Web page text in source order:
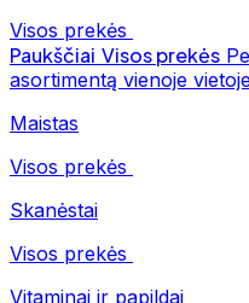
Visos prekės
Paukščiai Visos prekės
asortimentą vienoje
Maistas
Visos prekės
Skanėstai
Visos prekės
Vitaminai ir papildai